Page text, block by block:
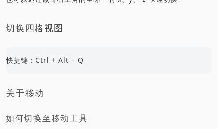
切换四格视图
快捷键：Ctrl + Alt + Q
关于移动
如何切换至移动工具